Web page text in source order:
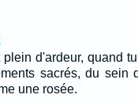
plein d'ardeur, quand
sacrés, du sein
une rosée.